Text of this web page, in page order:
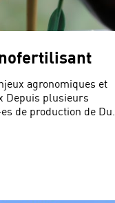
agronomiques et
Depuis plusieurs
de production de Du...